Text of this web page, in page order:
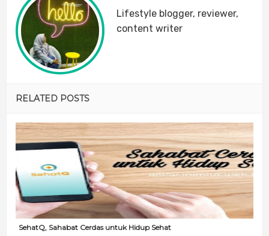
Lifestyle blogger, reviewer,
content writer
RELATED POSTS
SehatQ, Sahabat Cerdas untuk Hidup Sehat